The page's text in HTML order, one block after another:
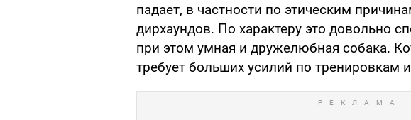
падает, в частности по этическим
дирхаундов. По характеру это довольно
при этом умная и дружелюбная собака.
требует больших усилий по тренировкам